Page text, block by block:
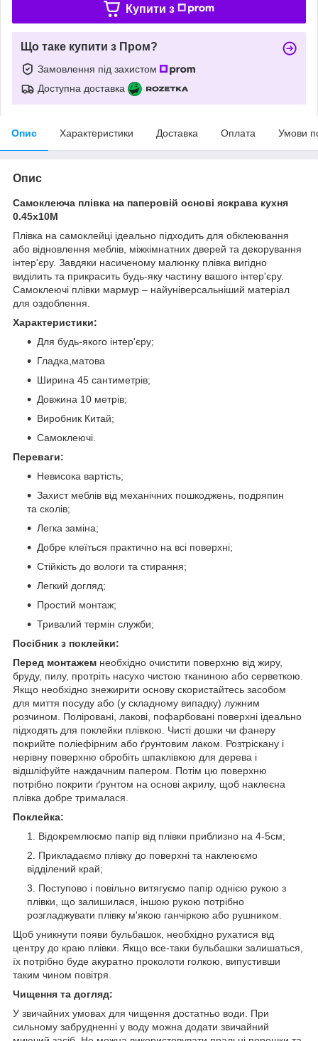
Купити з
Що таке купити з Пром?
Замовлення під захистом
Доступна доставка
Опис Характеристики Доставка Оплата Умови
Опис
Самоклеюча плівка на паперовій основі яскрава кухня
0.45х10M
Плівка на самоклейці ідеально підходить для обклеювання
або відновлення меблів, міжкімнатних дверей та декорування
інтер'єру. Завдяки насиченому малюнку плівка вигідно
виділить та прикрасить будь-яку частину вашого інтер'єру.
Самоклеючі плівки мармур – найуніверсальніший матеріал
для оздоблення.
Характеристики:
Для будь-якого інтер'єру;
Гладка,матова
Ширина 45 сантиметрів;
Довжина 10 метрів;
Виробник Китай;
Самоклеючі.
Переваги:
Невисока вартість;
Захист меблів від механічних пошкоджень, подряпин
та сколів;
Легка заміна;
Добре клеїться практично на всі поверхні;
Стійкість до вологи та стирання;
Легкий догляд;
Простий монтаж;
Тривалий термін служби;
Посібник з поклейки:
Перед монтажем необхідно очистити поверхню від жиру,
бруду, пилу, протріть насухо чистою тканиною або серветкою.
Якщо необхідно знежирити основу скористайтесь засобом
для миття посуду або (у складному випадку) лужним
розчином. Поліровані, лакові, пофарбовані поверхні ідеально
підходять для поклейки плівкою. Чисті дошки чи фанеру
покрийте поліефірним або ґрунтовим лаком. Розтріскану і
нерівну поверхню обробіть шпаклівкою для дерева і
відшліфуйте наждачним папером. Потім цю поверхню
потрібно покрити ґрунтом на основі акрилу, щоб наклеєна
плівка добре трималася.
Поклейка:
Відокремлюємо папір від плівки приблизно на 4-5см;
Прикладаємо плівку до поверхні та наклеюємо
відділений край;
Поступово і повільно витягуємо папір однією рукою з
плівки, що залишилася, іншою рукою потрібно
розгладжувати плівку м'якою ганчіркою або рушником.
Щоб уникнути появи бульбашок, необхідно рухатися від
центру до краю плівки. Якщо все-таки бульбашки залишаться,
їх потрібно буде акуратно проколоти голкою, випустивши
таким чином повітря.
Чищення та догляд:
У звичайних умовах для чищення достатньо води. При
сильному забрудненні у воду можна додати звичайний